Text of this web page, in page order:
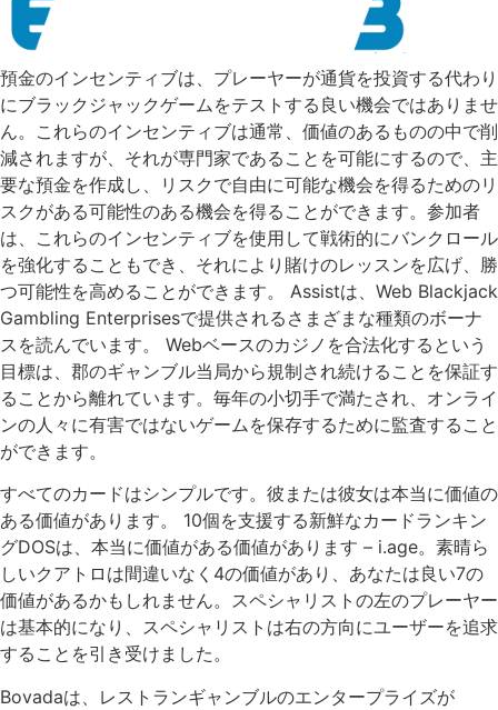
預金のインセンティブは、プレーヤーが通貨を投資する代わり
にブラックジャックゲームをテストする良い機会ではありませ
ん。これらのインセンティブは通常、価値のあるものの中で削
減されますが、それが専門家であることを可能にするので、主
要な預金を作成し、リスクで自由に可能な機会を得るためのリ
スクがある可能性のある機会を得ることができます。参加者
は、これらのインセンティブを使用して戦術的にバンクロール
を強化することもでき、それにより賭けのレッスンを広げ、勝
つ可能性を高めることができます。 Assistは、Web Blackjack
Gambling Enterprisesで提供されるさまざまな種類のボーナ
スを読んでいます。 Webベースのカジノを合法化するという
目標は、郡のギャンブル当局から規制され続けることを保証す
ることから離れています。毎年の小切手で満たされ、オンライ
ンの人々に有害ではないゲームを保存するために監査すること
ができます。
すべてのカードはシンプルです。彼または彼女は本当に価値の
ある価値があります。 10個を支援する新鮮なカードランキン
グDOSは、本当に価値がある価値があります – i.age。素晴ら
しいクアトロは間違いなく4の価値があり、あなたは良い7の
価値があるかもしれません。スペシャリストの左のプレーヤー
は基本的になり、スペシャリストは右の方向にユーザーを追求
することを引き受けました。
Bovadaは、レストランギャンブルのエンタープライズが